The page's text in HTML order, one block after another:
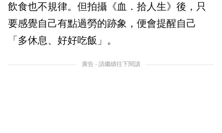
飲食也不規律。但拍攝《血．拾人生》後，只
要感覺自己有點過勞的跡象，便會提醒自己
「多休息、好好吃飯」。
廣告 - 請繼續往下閱讀